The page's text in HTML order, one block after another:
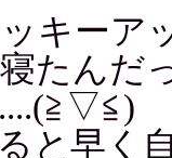
キーア
たんだ
と早く